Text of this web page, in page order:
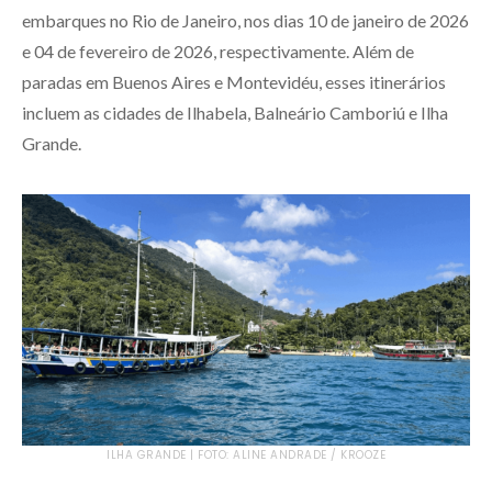
embarques no Rio de Janeiro, nos dias 10 de janeiro de 2026
e 04 de fevereiro de 2026, respectivamente. Além de
paradas em Buenos Aires e Montevidéu, esses itinerários
incluem as cidades de Ilhabela, Balneário Camboriú e Ilha
Grande.
ILHA GRANDE | FOTO: ALINE ANDRADE / KROOZE